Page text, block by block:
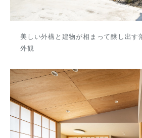
美しい外構と建物が相まって醸し出す
外観